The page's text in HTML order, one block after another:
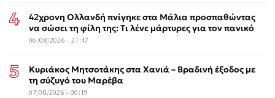
42χρονη Ολλανδή πνίγηκε στα Μάλια προσπαθώντας
να σώσει τη φίλη της: Τι λένε μάρτυρες για τον πανικό
06/08/2026 - 21:47
Κυριάκος Μητσοτάκης στα Χανιά – Βραδινή έξοδος με
τη σύζυγό του Μαρέβα
07/08/2026 - 00:19